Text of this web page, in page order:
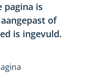
pagina is
of
is ingevuld.